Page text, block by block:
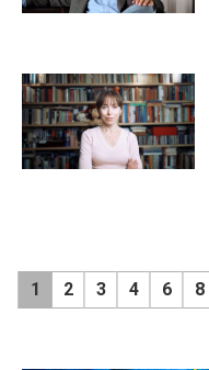
1 2 3 4 6 8